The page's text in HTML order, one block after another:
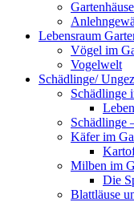
Lebensraum
Vögel im
Vogelwelt
Schädlinge/
Schädlinge
Schädlinge
Käfer im
Milben im
Die
Blattläuse